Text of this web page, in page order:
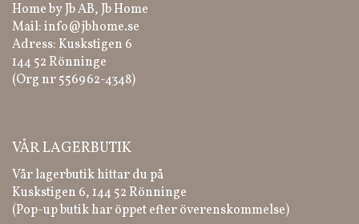
Home by Jb AB, Jb Home
Mail:info@jbhome.se
Adress: Kuskstigen 6
144 52 Rönninge
(Org nr 556962-4348)
VÅR LAGERBUTIK
Vår lagerbutik hittar du på
Kuskstigen 6, 144 52 Rönninge
(Pop-up butik har öppet efter överenskommelse)